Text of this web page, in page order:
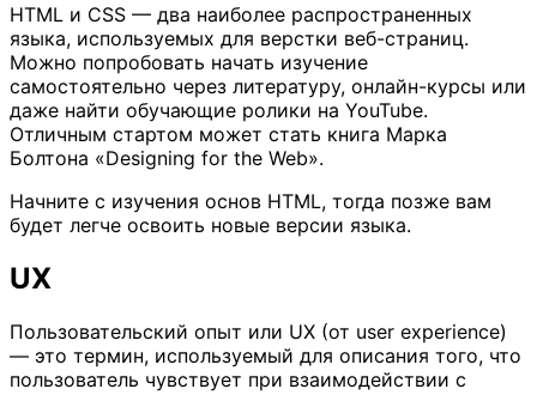
HTML и CSS — два наиболее распространенных
языка, используемых для верстки веб-страниц.
Можно попробовать начать изучение
самостоятельно через литературу, онлайн-курсы или
даже найти обучающие ролики на YouTube.
Отличным стартом может стать книга Марка
Болтона «Designing for the Web».
Начните с изучения основ HTML, тогда позже вам
будет легче освоить новые версии языка.
UX
Пользовательский опыт или UX (от user experience)
— это термин, используемый для описания того, что
пользователь чувствует при взаимодействии с